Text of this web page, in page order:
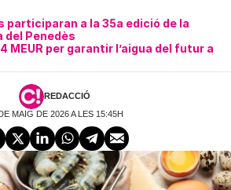
participaran a la 35a edició de la
del Penedès
MEUR per garantir l’aigua del futur a
REDACCIÓ
MAIG DE 2026 A LES 15:45H